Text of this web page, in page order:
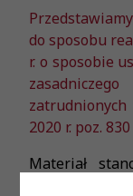
do sposobu
r. o sposobie
zatrudnionych
2020 r. poz.
Materiał